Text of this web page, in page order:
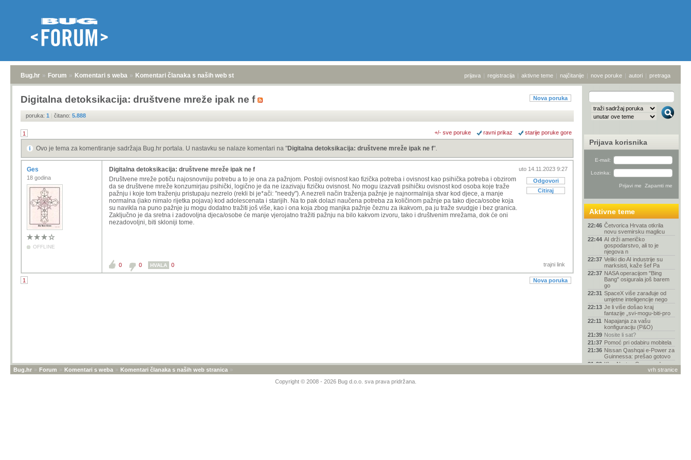
Bug.hr » Forum » Komentari s weba » Komentari članaka s naših web stranica prijava | registracija | aktivne teme | najčitanije | nove poruke | autori | pretraga
Nova poruka
Digitalna detoksikacija: društvene mreže ipak ne f
poruka: 1 | čitano: 5.888
1 +/- sve poruke ravni prikaz starije poruke gore
Ovo je tema za komentiranje sadržaja Bug.hr portala. U nastavku se nalaze komentari na "Digitalna detoksikacija: društvene mreže ipak ne f".
Ges
18 godina
OFFLINE
uto 14.11.2023 9:27
Odgovori
Citiraj
Digitalna detoksikacija: društvene mreže ipak ne f
Društvene mreže potiču najosnovniju potrebu a to je ona za pažnjom. Postoji ovisnost kao fizička potreba i ovisnost kao psihička potreba i obzirom
da se društvene mreže konzumirjau psihički, logično je da ne izazivaju fizičku ovisnost. No mogu izazvati psihičku ovisnost kod osoba koje traže
pažnju i koje tom traženju pristupaju nezrelo (rekli bi je*ači: "needy"). A nezreli način traženja pažnje je najnormalnija stvar kod djece, a manje
normalna (iako nimalo rijetka pojava) kod adolescenata i starijih. Na to pak dolazi naučena potreba za količinom pažnje pa tako djeca/osobe koja
su navikla na puno pažnje ju mogu dodatno tražiti još više, kao i ona koja zbog manjka pažnje čeznu za ikakvom, pa ju traže svudgje i bez granica.
Zaključno je da sretna i zadovoljna djeca/osobe će manje vjerojatno tražiti pažnju na bilo kakvom izvoru, tako i društvenim mrežama, dok će oni
nezadovoljni, biti skloniji tome.
trajni link
0 0 HVALA 0
1 Nova poruka
Prijava korisnika
E-mail:
Lozinka:
Aktivne teme
22:46 Četvorica Hrvata otkrila
novu svemirsku maglicu
22:44 AI drži američko
gospodarstvo, ali to je
njegova n
22:37 Veliki dio AI industrije su
marksisti, kaže šef Pa
22:37 NASA operacijom "Bing
Bang" osigurala još barem
go
22:31 SpaceX više zarađuje od
umjetne inteligencije nego
22:13 Je li više došao kraj
fantazije „svi-mogu-biti-pro
22:11 Napajanja za vašu
konfiguraciju (P&O)
21:39 Nosite li sat?
21:37 Pomoć pri odabiru mobitela
21:36 Nissan Qashqai e-Power za
Guinnessa: prešao gotovo
21:29 Klon Norton Commandera
za Commodore 64vrh stranice
Bug.hr » Forum » Komentari s weba » Komentari članaka s naših web stranica »
Copyright © 2008 - 2026 Bug d.o.o. sva prava pridržana.